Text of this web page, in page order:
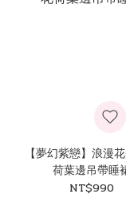
【夢幻紫戀】浪漫
荷葉邊吊帶睡
NT$990